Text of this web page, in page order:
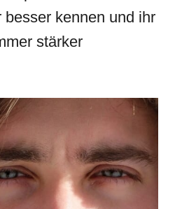
kennen und ihr
stärker